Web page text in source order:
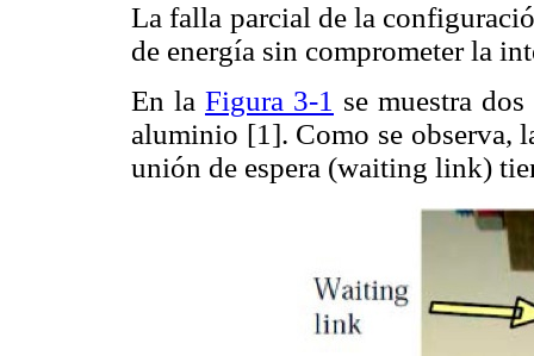
La falla parcial de la
de energía sin comprometer la
En la Figura 3-1 se muestra
aluminio [1]. Como se observa,
unión de espera (waiting link)